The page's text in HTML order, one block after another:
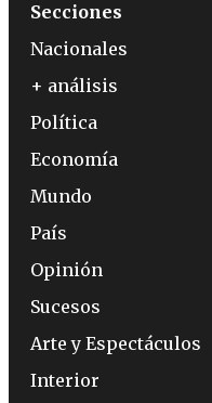
Secciones
Nacionales
+ análisis
Política
Economía
Mundo
País
Opinión
Sucesos
Arte y Espectáculos
Interior